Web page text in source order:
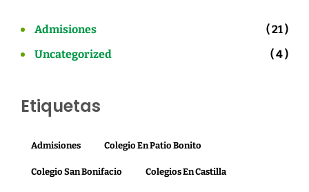
Admisiones
( 21 )
Uncategorized
( 4 )
Etiquetas
Admisiones Colegio En Patio Bonito
Colegio San Bonifacio Colegios En Castilla